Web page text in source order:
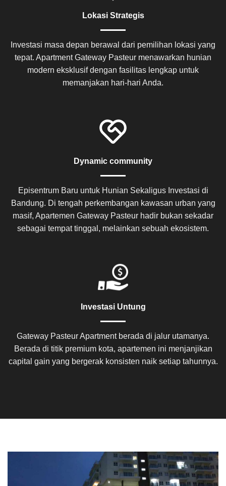
Lokasi Strategis
Investasi masa depan berawal dari pemilihan lokasi yang
tepat. Apartment Gateway Pasteur menawarkan hunian
modern eksklusif dengan fasilitas lengkap untuk
memanjakan hari-hari Anda.
Dynamic community
Episentrum Baru untuk Hunian Sekaligus Investasi di
Bandung. Di tengah perkembangan kawasan urban yang
masif, Apartemen Gateway Pasteur hadir bukan sekadar
sebagai tempat tinggal, melainkan sebuah ekosistem.
Investasi Untung
Gateway Pasteur Apartment berada di jalur utamanya.
Berada di titik premium kota, apartemen ini menjanjikan
capital gain yang bergerak konsisten naik setiap tahunnya.